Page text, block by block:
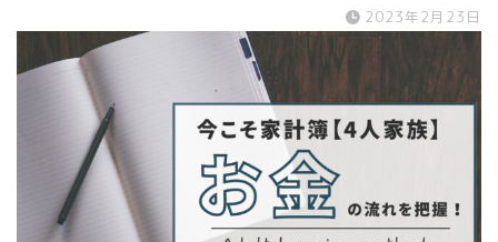
2023年2月23日